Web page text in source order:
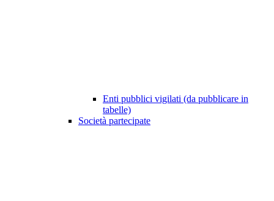
Enti pubblici vigilati (da pubblicare in
tabelle)
Società partecipate